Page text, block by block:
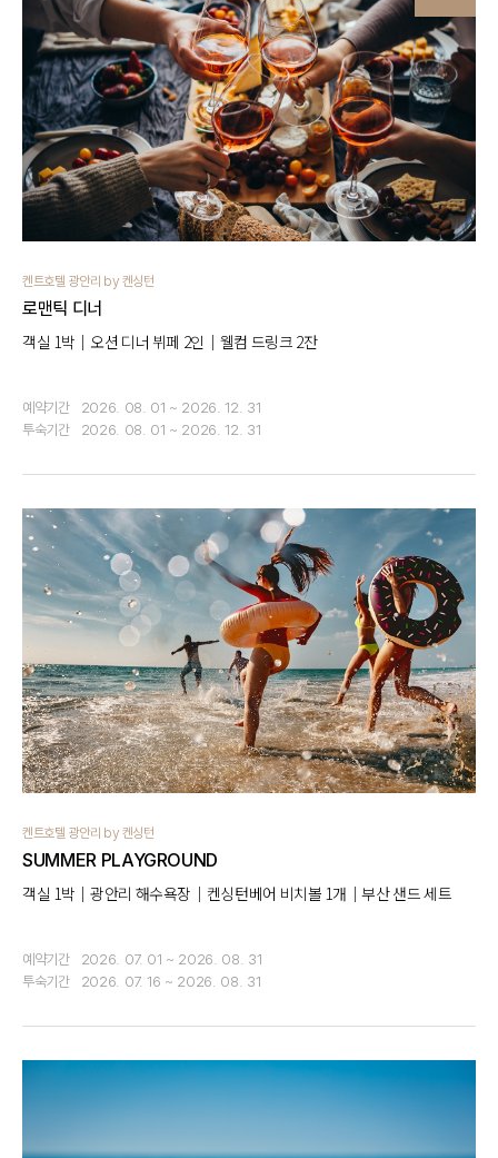
켄트호텔 광안리 by 켄싱턴
로맨틱 디너
객실 1박｜오션 디너 뷔페 2인｜웰컴 드링크 2잔
예약기간
2026. 08. 01 ~ 2026. 12. 31
투숙기간
2026. 08. 01 ~ 2026. 12. 31
켄트호텔 광안리 by 켄싱턴
SUMMER PLAYGROUND
객실 1박｜광안리 해수욕장｜켄싱턴베어 비치볼 1개｜부산 샌드 세트
예약기간
2026. 07. 01 ~ 2026. 08. 31
투숙기간
2026. 07. 16 ~ 2026. 08. 31